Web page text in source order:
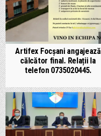
Artifex Focșani angajează
călcător final. Relații la
telefon 0735020445.